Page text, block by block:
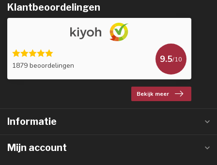
Klantbeoordelingen
1879 beoordelingen
9.5/10
Bekijk meer
Informatie
Mijn account